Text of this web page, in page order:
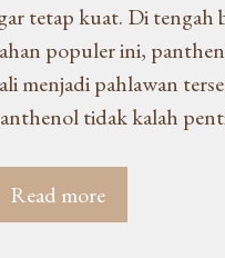
tetap kuat. Di tengah
populer ini,
menjadi pahlawan
tidak kalah
Read more